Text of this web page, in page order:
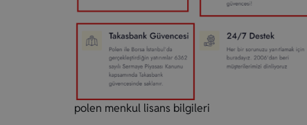
polen menkul lisans bilgileri